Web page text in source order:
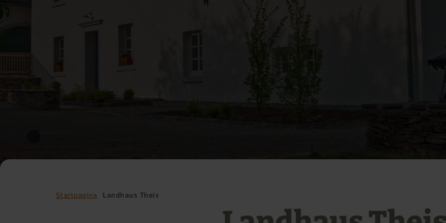
Startpagina Landhaus Theis